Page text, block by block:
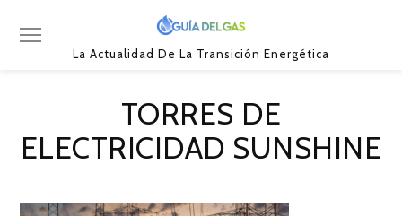
La Actualidad De La Transición Energética
TORRES DE
ELECTRICIDAD SUNSHINE